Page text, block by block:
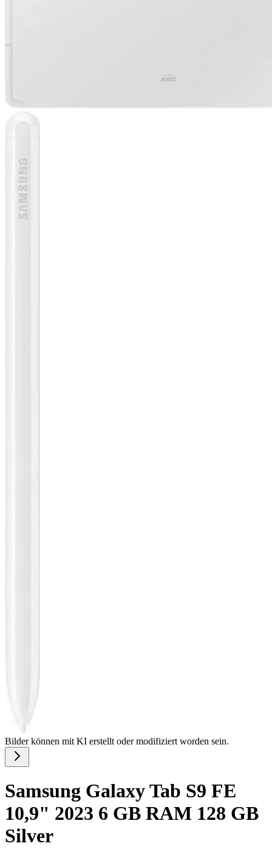
Bilder können mit KI erstellt oder modifiziert worden sein.
Samsung Galaxy Tab S9 FE
10,9" 2023 6 GB RAM 128 GB
Silver